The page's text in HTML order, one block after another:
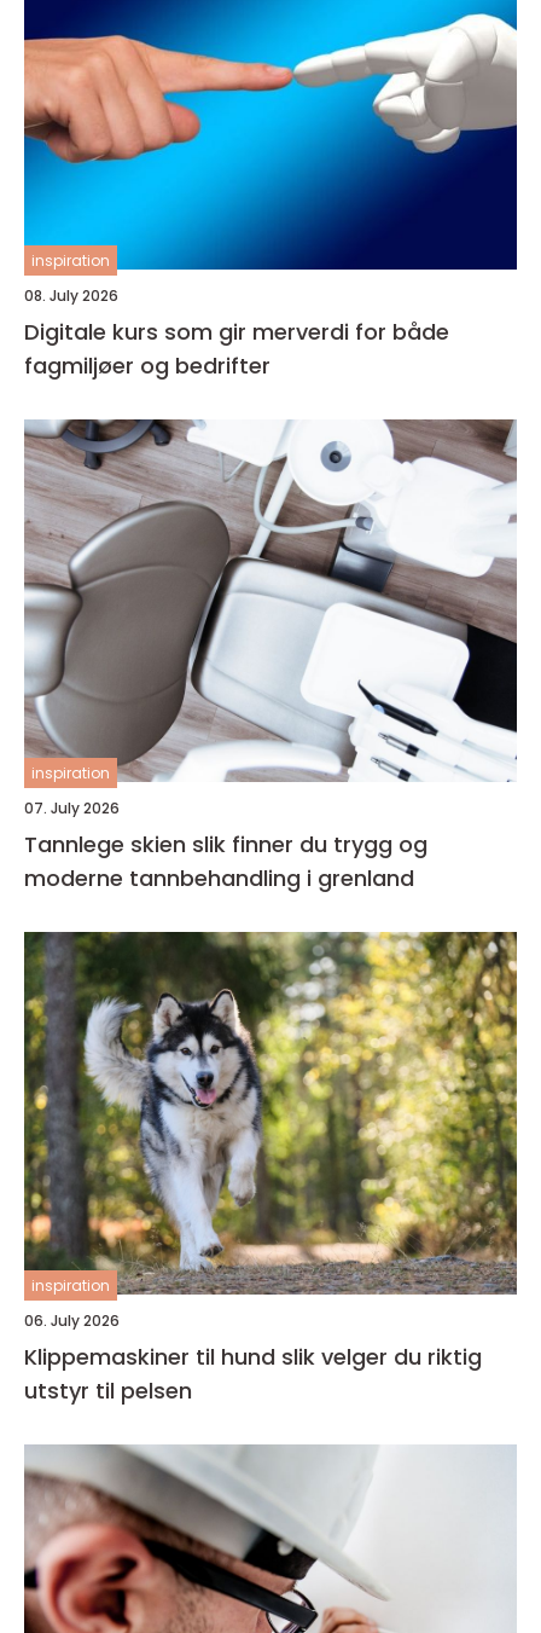
inspiration
08. July 2026
Digitale kurs som gir merverdi for både
fagmiljøer og bedrifter
inspiration
07. July 2026
Tannlege skien slik finner du trygg og
moderne tannbehandling i grenland
inspiration
06. July 2026
Klippemaskiner til hund slik velger du riktig
utstyr til pelsen